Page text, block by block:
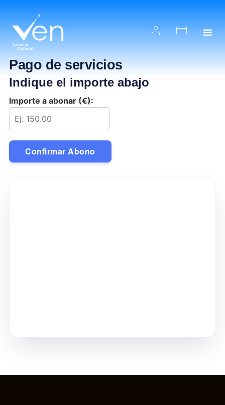
Pago de servicios
Indique el importe abajo
Importe a abonar (€):
Confirmar Abono